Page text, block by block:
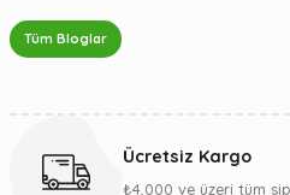
Tüm Bloglar
Ücretsiz Kargo
₺4,000 ve üzeri tüm